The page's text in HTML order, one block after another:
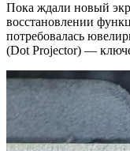
Пока ждали новый
восстановлении
потребовалась
(Dot Projector) —